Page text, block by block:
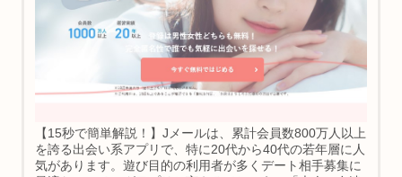
【15秒で簡単解説！】Jメールは、累計会員数800万人以上
を誇る出会い系アプリで、特に20代から40代の若年層に人
気があります。遊び目的の利用者が多くデート相手募集に